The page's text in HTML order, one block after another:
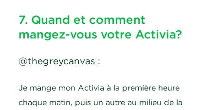
7. Quand et comment
mangez-vous votre Activia?
@thegreycanvas :
Je mange mon Activia à la première heure
chaque matin, puis un autre au milieu de la